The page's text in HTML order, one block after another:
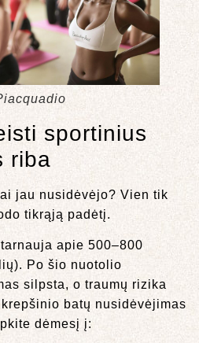
sportinius
riba
jau nusidėvėjo? Vien tik
tikrąją padėtį.
apie 500–800
Po šio nuotolio
silpsta, o traumų rizika
batų nusidėvėjimas
dėmesį į: